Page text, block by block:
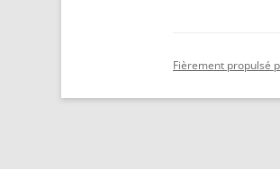
Fièrement propulsé